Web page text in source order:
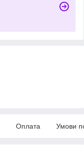
Оплата Умови